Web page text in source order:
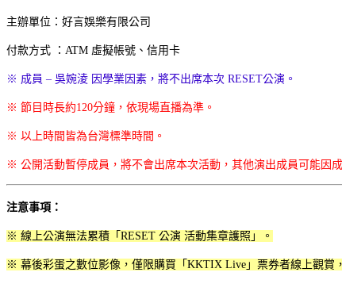
主辦單位：好言娛樂有限公司
付款方式 ：ATM 虛擬帳號、信用卡
※ 成員 – 吳婉淩 因學業因素，將不出席本次 RESET公演。
※ 節目時長約120分鐘，依現場直播為準。
※ 以上時間皆為台灣標準時間。
※ 公開活動暫停成員，將不會出席本次活動，其他演出成員可能因
注意事項：
※ 線上公演無法累積「RESET 公演 活動集章護照」。
※ 幕後彩蛋之數位影像，僅限購買「KKTIX Live」票券者線上觀賞